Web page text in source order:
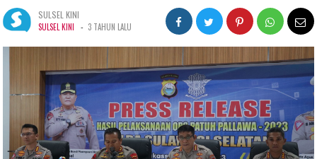
SULSEL KINI
SULSEL KINI - 3 TAHUN LALU